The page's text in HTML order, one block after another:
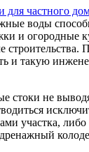
для частного
воды
и огородные
строительства.
и такую
стоки не
участка,